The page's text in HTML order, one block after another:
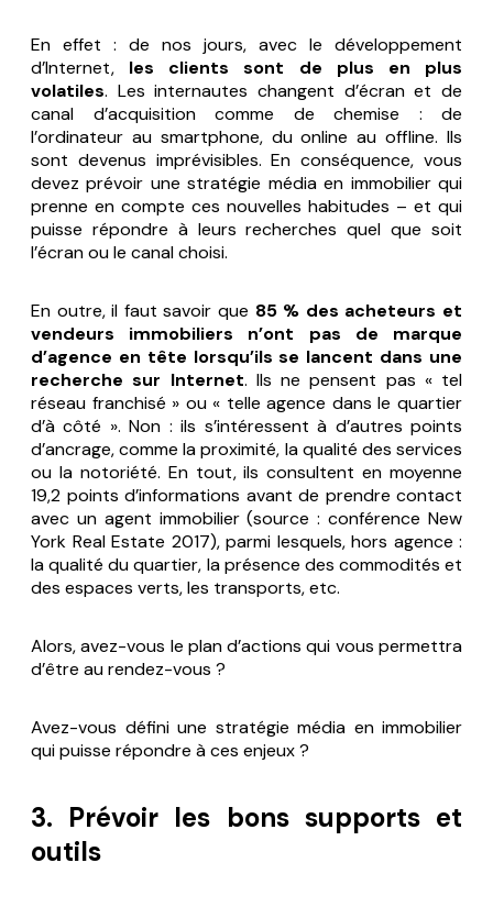
En effet : de nos jours, avec le développement
d’Internet, les clients sont de plus en plus
volatiles. Les internautes changent d’écran et de
canal d’acquisition comme de chemise : de
l’ordinateur au smartphone, du online au offline. Ils
sont devenus imprévisibles. En conséquence, vous
devez prévoir une stratégie média en immobilier qui
prenne en compte ces nouvelles habitudes – et qui
puisse répondre à leurs recherches quel que soit
l’écran ou le canal choisi.
En outre, il faut savoir que 85 % des acheteurs et
vendeurs immobiliers n’ont pas de marque
d’agence en tête lorsqu’ils se lancent dans une
recherche sur Internet. Ils ne pensent pas « tel
réseau franchisé » ou « telle agence dans le quartier
d’à côté ». Non : ils s’intéressent à d’autres points
d’ancrage, comme la proximité, la qualité des services
ou la notoriété. En tout, ils consultent en moyenne
19,2 points d’informations avant de prendre contact
avec un agent immobilier (source :conférence New
York Real Estate 2017), parmi lesquels, hors agence :
la qualité du quartier, la présence des commodités et
des espaces verts, les transports, etc.
Alors, avez-vous le plan d’actions qui vous permettra
d’être au rendez-vous ?
Avez-vous défini une stratégie média en immobilier
qui puisse répondre à ces enjeux ?
3. Prévoir les bons supports et
outils